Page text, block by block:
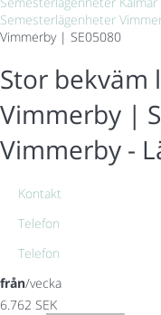
Semesterlägenheter
Vimmerby | SE05080
Stor bekväm
Vimmerby |
Vimmerby -
Kontakt
Telefon
Telefon
från/vecka
6.762 SEK